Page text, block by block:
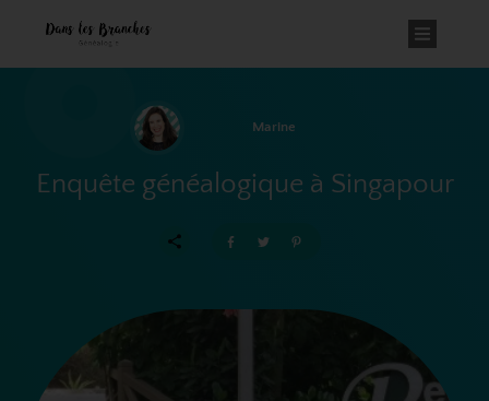
Marine
Enquête généalogique à Singapour